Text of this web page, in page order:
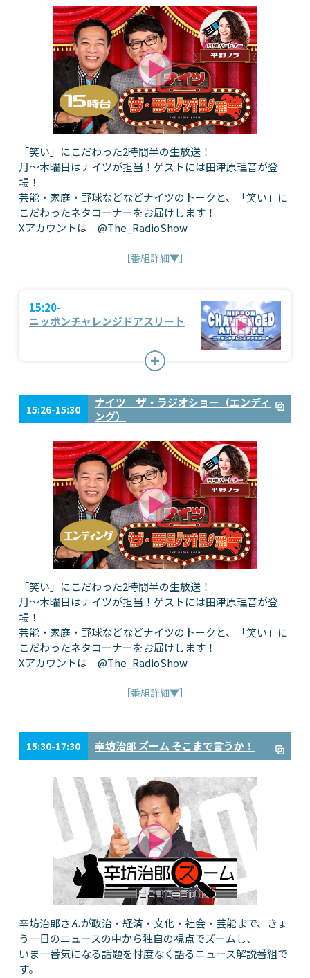
「笑い」にこだわった2時間半の生放送！
月～木曜日はナイツが担当！ゲストには田津原理音が登
場！
芸能・家庭・野球などなどナイツのトークと、「笑い」に
こだわったネタコーナーをお届けします！
Xアカウントは @The_RadioShow
［番組詳細▼］
15:20-
ニッポンチャレンジドアスリート
15:26-15:30
ナイツ ザ・ラジオショー（エンディ
ング）
「笑い」にこだわった2時間半の生放送！
月～木曜日はナイツが担当！ゲストには田津原理音が登
場！
芸能・家庭・野球などなどナイツのトークと、「笑い」に
こだわったネタコーナーをお届けします！
Xアカウントは @The_RadioShow
［番組詳細▼］
15:30-17:30 辛坊治郎 ズーム そこまで言うか！
辛坊治郎さんが政治・経済・文化・社会・芸能まで、きょ
う一日のニュースの中から独自の視点でズームし、
いま一番気になる話題を忖度なく語るニュース解説番組で
す。